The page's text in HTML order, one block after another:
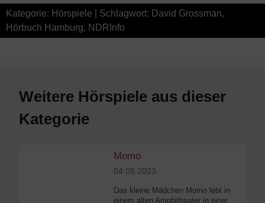
Kategorie: Hörspiele | Schlagwort: David Grossman,
Hörbuch Hamburg, NDRInfo
Weitere Hörspiele aus dieser
Kategorie
Momo
04.09.2023
Das kleine Mädchen Momo lebt in
einem alten Amphitheater in einer